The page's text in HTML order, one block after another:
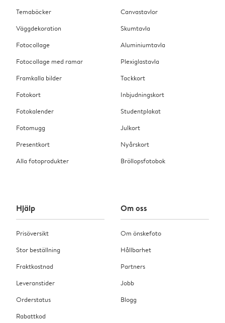
Temaböcker
Väggdekoration
Fotocollage
Fotocollage med ramar
Framkalla bilder
Fotokort
Fotokalender
Fotomugg
Presentkort
Alla fotoprodukter
Canvastavlor
Skumtavla
Aluminiumtavla
Plexiglastavla
Tackkort
Inbjudningskort
Studentplakat
Julkort
Nyårskort
Bröllopsfotobok
Hjälp
Prisöversikt
Stor beställning
Fraktkostnad
Leveranstider
Orderstatus
Rabattkod
Om oss
Om önskefoto
Hållbarhet
Partners
Jobb
Blogg